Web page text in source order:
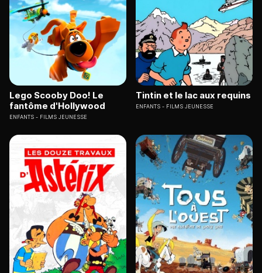
Lego Scooby Doo! Le
fantôme d'Hollywood
ENFANTS FILMS JEUNESSE
Tintin et le lac aux requins
ENFANTS FILMS JEUNESSE